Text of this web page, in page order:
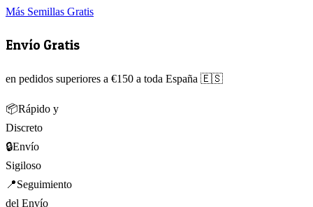
Más Semillas Gratis
Envío Gratis
en pedidos superiores a €150 a toda España 🇪🇸
📦Rápido y
Discreto
🔒Envío
Sigiloso
📍Seguimiento
del Envío